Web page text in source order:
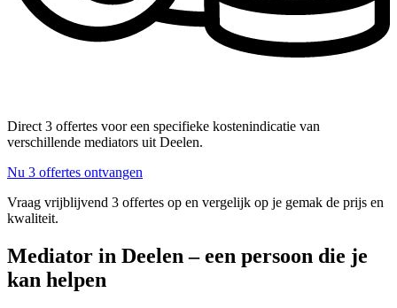
Direct 3 offertes voor een specifieke kostenindicatie van
verschillende mediators uit Deelen.
Nu 3 offertes ontvangen
Vraag vrijblijvend 3 offertes op en vergelijk op je gemak de prijs en
kwaliteit.
Mediator in Deelen – een persoon die je
kan helpen